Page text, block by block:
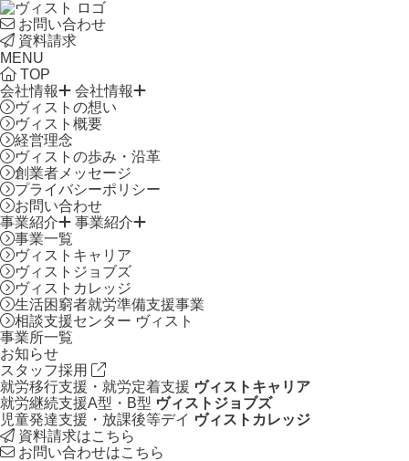
お問い合わせ
資料請求
MENU
TOP
会社情報
会社情報
ヴィストの想い
ヴィスト概要
経営理念
ヴィストの歩み・沿革
創業者メッセージ
プライバシーポリシー
お問い合わせ
事業紹介
事業紹介
事業一覧
ヴィストキャリア
ヴィストジョブズ
ヴィストカレッジ
生活困窮者就労準備支援事業
相談支援センター ヴィスト
事業所一覧
お知らせ
スタッフ採用
就労移行支援・就労定着支援 ヴィストキャリア
就労継続支援A型・B型 ヴィストジョブズ
児童発達支援・放課後等デイ ヴィストカレッジ
資料請求はこちら
お問い合わせはこちら